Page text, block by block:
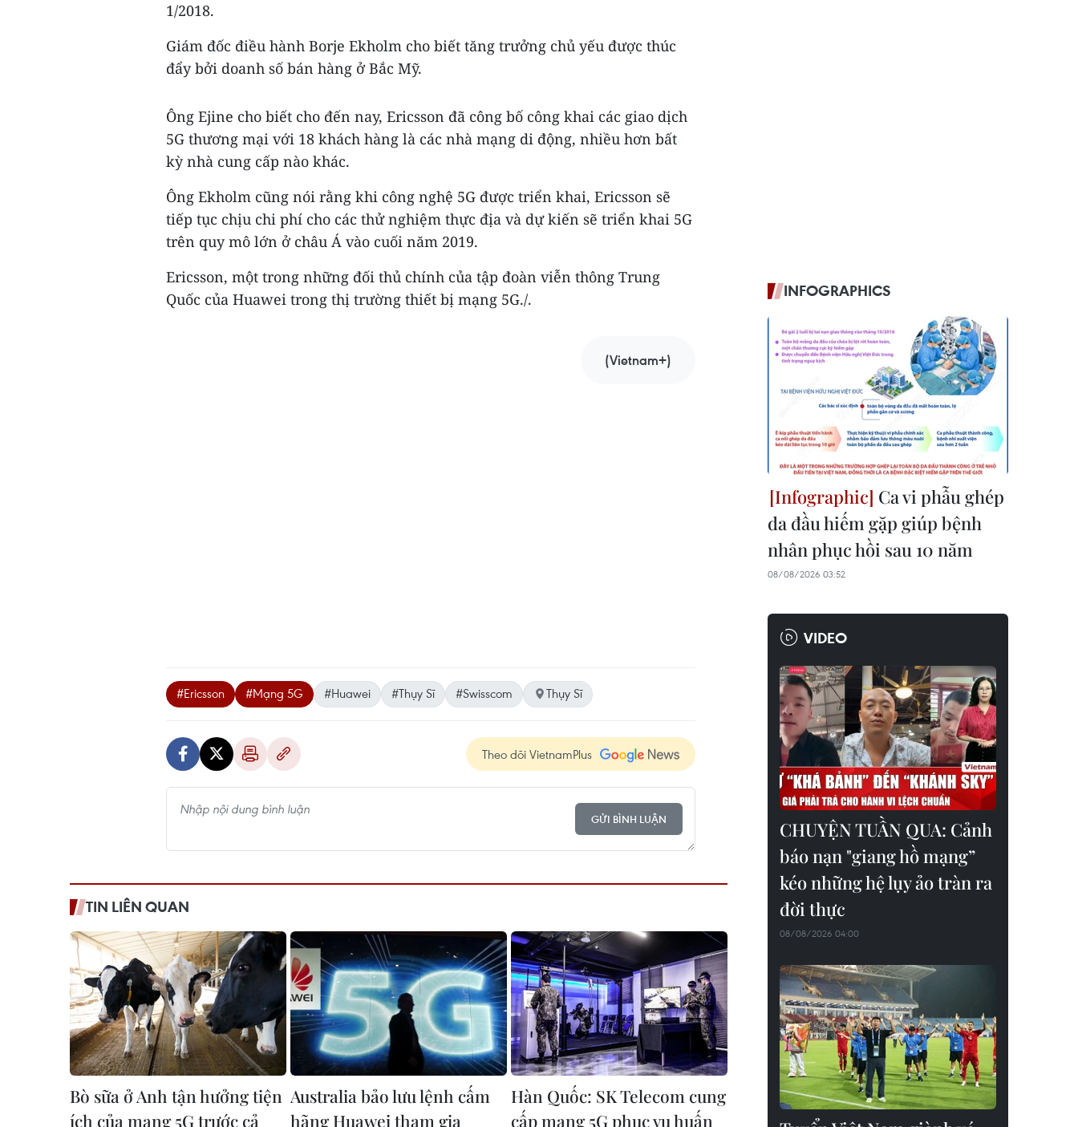
1/2018.
Giám đốc điều hành Borje Ekholm cho biết tăng trưởng chủ yếu được thúc
đẩy bởi doanh số bán hàng ở Bắc Mỹ.
Ông Ejine cho biết cho đến nay, Ericsson đã công bố công khai các giao dịch
5G thương mại với 18 khách hàng là các nhà mạng di động, nhiều hơn bất
kỳ nhà cung cấp nào khác.
Ông Ekholm cũng nói rằng khi công nghệ 5G được triển khai, Ericsson sẽ
tiếp tục chịu chi phí cho các thử nghiệm thực địa và dự kiến sẽ triển khai 5G
trên quy mô lớn ở châu Á vào cuối năm 2019.
Ericsson, một trong những đối thủ chính của tập đoàn viễn thông Trung
Quốc của Huawei trong thị trường thiết bị mạng 5G./.
(Vietnam+)
#Ericsson #Mạng 5G #Huawei #Thụy Sĩ #Swisscom Thụy Sĩ
Theo dõi VietnamPlus
GỬI BÌNH LUẬN
TIN LIÊN QUAN
Bò sữa ở Anh tận hưởng tiện
ích của mạng 5G trước cả
Australia bảo lưu lệnh cấm
hãng Huawei tham gia
Hàn Quốc: SK Telecom cung
cấp mạng 5G phục vụ huấn
INFOGRAPHICS
Ca vi phẫu ghép
da đầu hiếm gặp giúp bệnh
nhân phục hồi sau 10 năm
08/08/2026 03:52
VIDEO
CHUYỆN TUẦN QUA: Cảnh
báo nạn "giang hồ mạng”
kéo những hệ lụy ảo tràn ra
đời thực
08/08/2026 04:00